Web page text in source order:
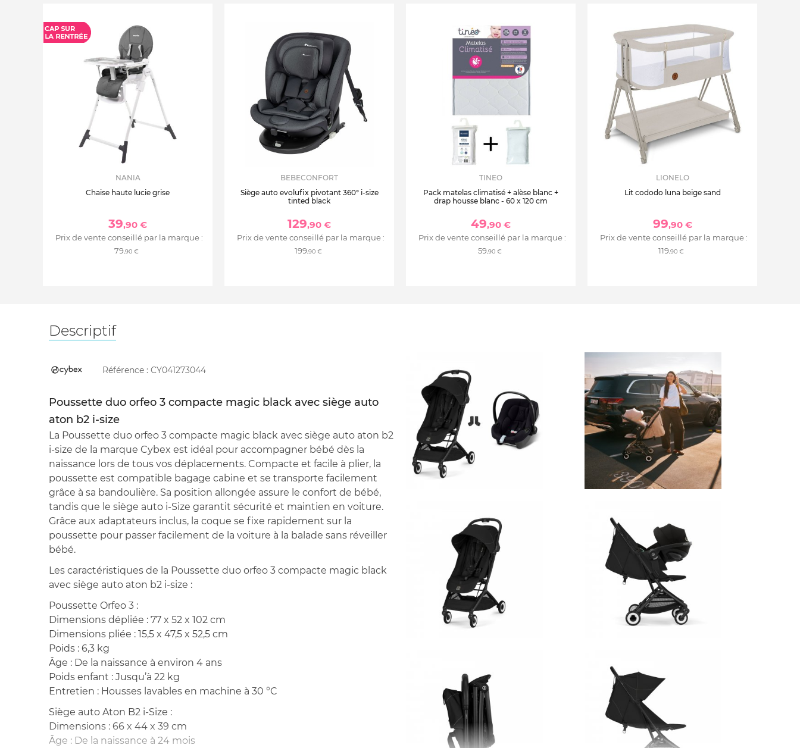
NANIA
Chaise haute lucie grise
39,90 €
Prix de vente conseillé par la marque :
79,90 €
BEBECONFORT
Siège auto evolufix pivotant 360° i-size
tinted black
129,90 €
Prix de vente conseillé par la marque :
199,90 €
TINEO
Pack matelas climatisé + alèse blanc +
drap housse blanc - 60 x 120 cm
49,90 €
Prix de vente conseillé par la marque :
59,90 €
LIONELO
Lit cododo luna beige sand
99,90 €
Prix de vente conseillé par la marque :
119,90 €
Descriptif
Référence : CY041273044
Poussette duo orfeo 3 compacte magic black avec siège auto
aton b2 i-size
La Poussette duo orfeo 3 compacte magic black avec siège auto aton b2
i-size de la marque Cybex est idéal pour accompagner bébé dès la
naissance lors de tous vos déplacements. Compacte et facile à plier, la
poussette est compatible bagage cabine et se transporte facilement
grâce à sa bandoulière. Sa position allongée assure le confort de bébé,
tandis que le siège auto i-Size garantit sécurité et maintien en voiture.
Grâce aux adaptateurs inclus, la coque se fixe rapidement sur la
poussette pour passer facilement de la voiture à la balade sans réveiller
bébé.
Les caractéristiques de la Poussette duo orfeo 3 compacte magic black
avec siège auto aton b2 i-size :
Poussette Orfeo 3 :
Dimensions dépliée : 77 x 52 x 102 cm
Dimensions pliée : 15,5 x 47,5 x 52,5 cm
Poids : 6,3 kg
Âge : De la naissance à environ 4 ans
Poids enfant : Jusqu’à 22 kg
Entretien : Housses lavables en machine à 30 °C
Siège auto Aton B2 i-Size :
Dimensions : 66 x 44 x 39 cm
Âge : De la naissance à 24 mois